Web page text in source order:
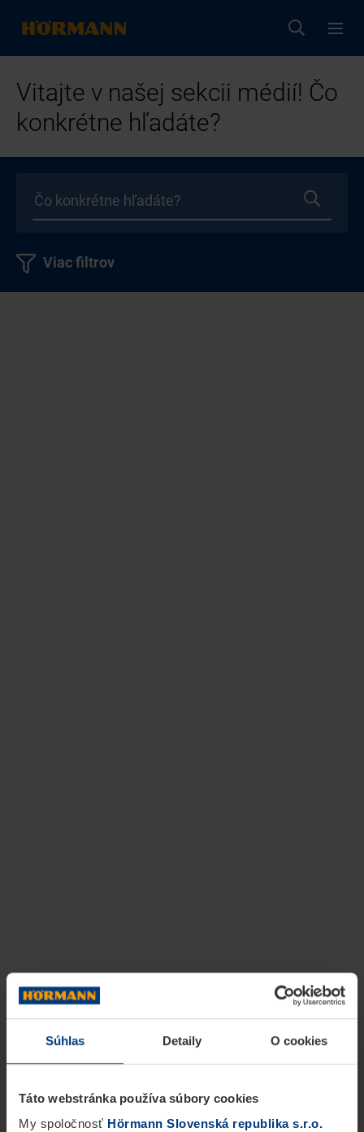
Súhlas Detaily O cookies
Táto webstránka používa súbory cookies
My spoločnosť Hörmann Slovenská republika s.r.o.
Vitajte v našej sekcii médií! Čo
konkrétne hľadáte?
Viac filtrov